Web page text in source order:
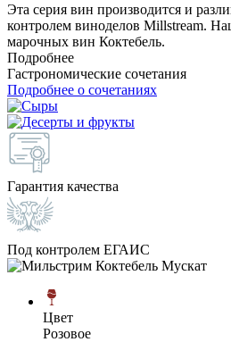
Эта серия вин производится и
контролем виноделов Millstream.
марочных вин Коктебель.
Подробнее
Гастрономические сочетания
Подробнее о сочетаниях
Гарантия качества
Под контролем ЕГАИС
Цвет
Розовое